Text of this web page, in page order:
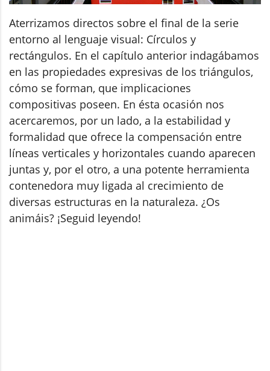
Aterrizamos directos sobre el final de la serie
entorno al lenguaje visual: Círculos y
rectángulos. En el capítulo anterior indagábamos
en las propiedades expresivas de los triángulos,
cómo se forman, que implicaciones
compositivas poseen. En ésta ocasión nos
acercaremos, por un lado, a la estabilidad y
formalidad que ofrece la compensación entre
líneas verticales y horizontales cuando aparecen
juntas y, por el otro, a una potente herramienta
contenedora muy ligada al crecimiento de
diversas estructuras en la naturaleza. ¿Os
animáis? ¡Seguid leyendo!